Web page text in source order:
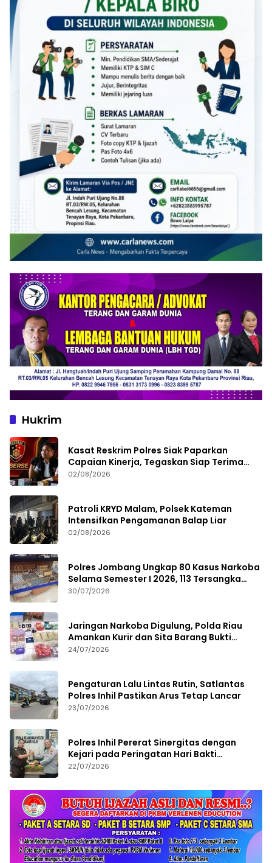
Hukrim
Kasat Reskrim Polres Siak Paparkan
Capaian Kinerja, Tegaskan Siap Terima
Kritik dan Evaluasi
02/08/2026
Patroli KRYD Malam, Polsek Kateman
Intensifkan Pengamanan Balap Liar
02/08/2026
Polres Jombang Ungkap 80 Kasus Narkoba
Selama Semester I 2026, 113 Tersangka
Diamankan
30/07/2026
Jaringan Narkoba Digulung, Polda Riau
Amankan Kurir dan Sita Barang Bukti
Bernilai Fantastis
24/07/2026
Pengaturan Lalu Lintas Rutin, Satlantas
Polres Inhil Pastikan Arus Tetap Lancar
23/07/2026
Polres Inhil Pererat Sinergitas dengan
Kejari pada Peringatan Hari Bakti
Adhyaksa ke-66
22/07/2026